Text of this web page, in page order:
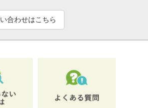
合わせはこちら